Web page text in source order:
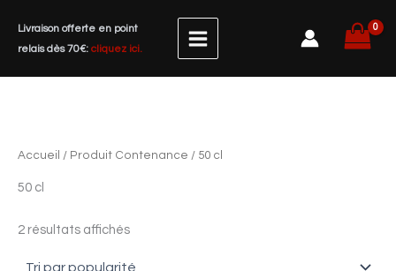
contenu
Livraison offerte en point
relais dès 70€: cliquez ici.
Accueil / Produit Contenance / 50 cl
50 cl
2 résultats affichés
popularité